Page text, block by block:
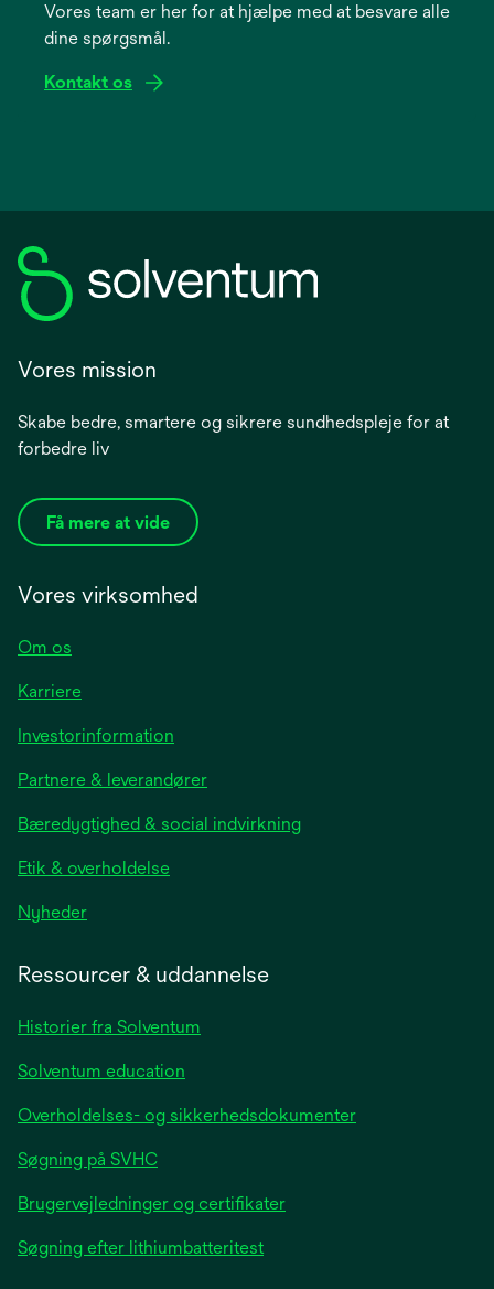
newVores team er her for at hjælpe med at besvare alle
dine spørgsmål.
Kontakt os
Vores mission
Skabe bedre, smartere og sikrere sundhedspleje for at
forbedre liv
Få mere at vide
Vores virksomhed
Om os
Karriere
Investorinformation
a
new
Partnere & leverandører
Bæredygtighed & social indvirkning
Etik & overholdelse
Nyhederopens
tab
Ressourcer & uddannelse
Historier fra Solventum
Solventum education
Overholdelses- og sikkerhedsdokumenter
Søgning på SVHC
Brugervejledninger og certifikater
Søgning efter lithiumbatteritest